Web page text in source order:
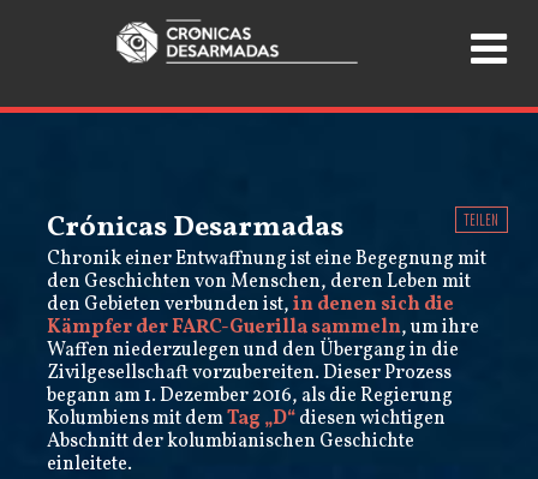
Crónicas Desarmadas
Chronik einer Entwaffnung ist eine Begegnung mit
den Geschichten von Menschen, deren Leben mit
den Gebieten verbunden ist,in denen sich die
Kämpfer der FARC-Guerilla sammeln, um ihre
Waffen niederzulegen und den Übergang in die
Zivilgesellschaft vorzubereiten. Dieser Prozess
begann am 1. Dezember 2016, als die Regierung
Kolumbiens mit demTag „D“diesen wichtigen
Abschnitt der kolumbianischen Geschichte
einleitete.
TEILEN